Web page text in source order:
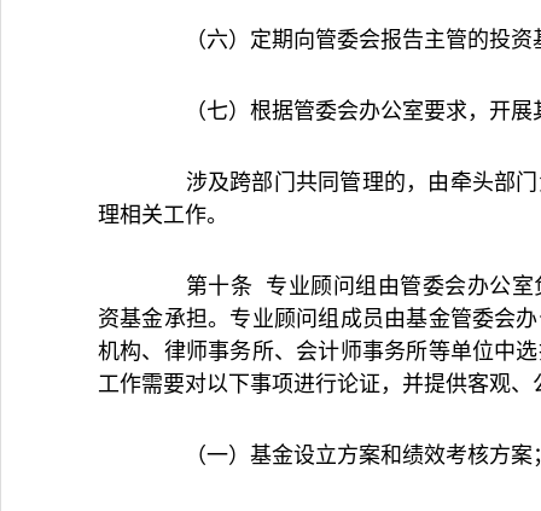
（六）定期向管委会报告主管的投资
（七）根据管委会办公室要求，开展
涉及跨部门共同管理的，由牵头部门
理相关工作。
第十条 专业顾问组由管委会办公室
资基金承担。专业顾问组成员由基金管委会
机构、律师事务所、会计师事务所等单位中
工作需要对以下事项进行论证，并提供客观
（一）基金设立方案和绩效考核方案